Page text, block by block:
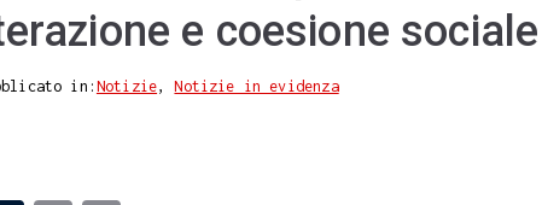
e coesione sociale
in: Notizie,Notizie in evidenza